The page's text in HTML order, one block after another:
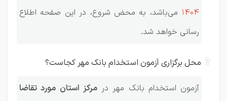
1404 می‌باشد، به محض شروع، در این صفحه اطلاع
رسانی خواهد شد.
محل برگزاری آزمون استخدام بانک مهر کجاست؟
آزمون استخدام بانک مهر درمرکز استان مورد تقاضا